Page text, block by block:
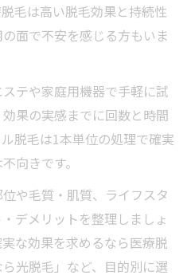
毛は高い脱毛効果と持続性
面で不安を感じる方もいま
テや家庭用機器で手軽に試
果の実感までに回数と時間
脱毛は1本単位の処理で確実
向きです。
や毛質・肌質、ライフスタ
デメリットを整理しましょ
な効果を求めるなら医療脱
光脱毛」など、目的別に選